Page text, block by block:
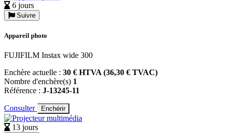
6 jours
Suivre
Appareil photo
FUJIFILM Instax wide 300
Enchère actuelle : 30 € HTVA (36,30 € TVAC)
Nombre d'enchère(s) 1
Référence : J-13245-11
Consulter Enchérir
13 jours